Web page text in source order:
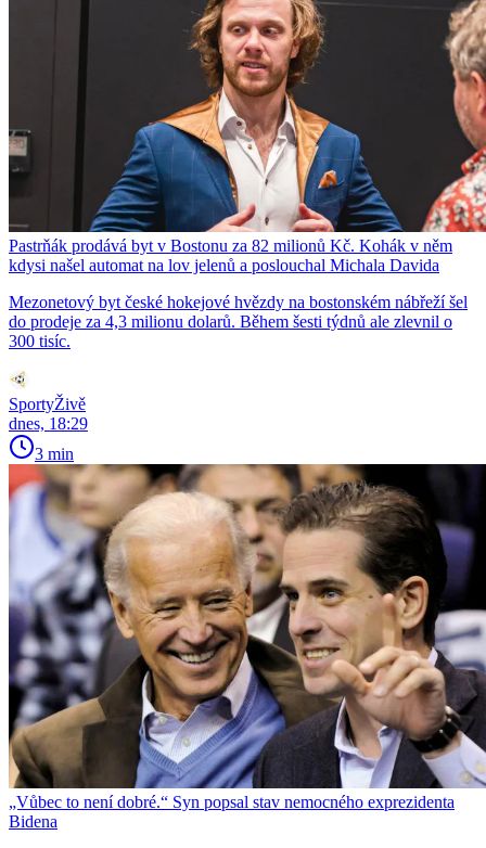
Pastrňák prodává byt v Bostonu za 82 milionů Kč. Kohák v něm
kdysi našel automat na lov jelenů a poslouchal Michala Davida
Mezonetový byt české hokejové hvězdy na bostonském nábřeží šel
do prodeje za 4,3 milionu dolarů. Během šesti týdnů ale zlevnil o
300 tisíc.
SportyŽivě
dnes, 18:29
3 min
„Vůbec to není dobré.“ Syn popsal stav nemocného exprezidenta
Bidena